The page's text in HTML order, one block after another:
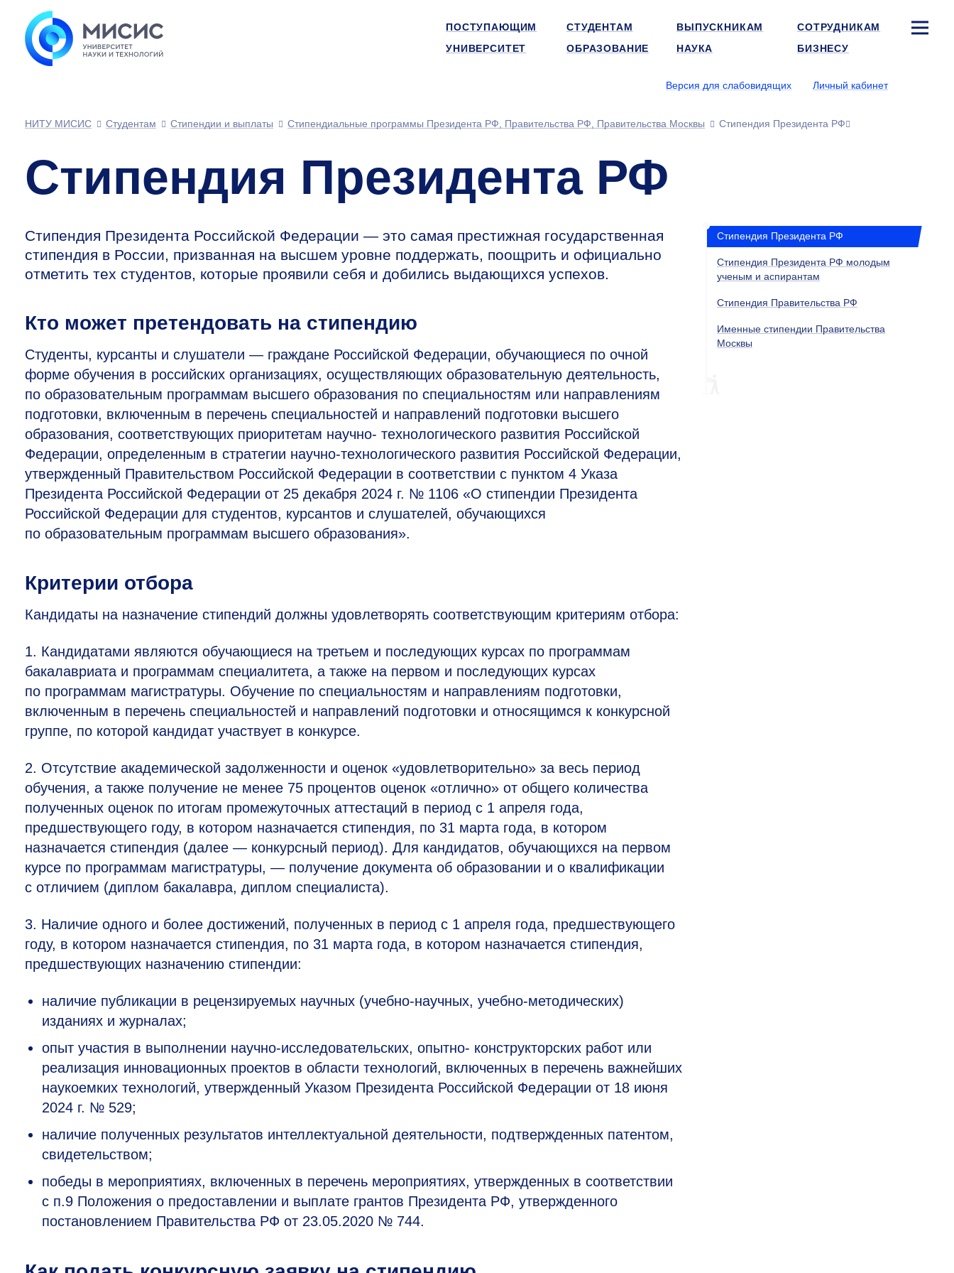
ПОСТУПАЮЩИМ СТУДЕНТАМ ВЫПУСКНИКАМ
СОТРУДНИКАМ
УНИВЕРСИТЕТ
ОБРАЗОВАНИЕ НАУКА БИЗНЕСУ
Версия для слабовидящих Личный кабинет
НИТУ МИСИС Студентам Стипендии и выплаты Стипендиальные программы Президента РФ, Правительства РФ, Правительства Москвы Стипендия Президента РФ
Стипендия Президента РФ
Стипендия Президента Российской Федерации — это самая престижная государственная
стипендия в России, призванная на высшем уровне поддержать, поощрить и официально
отметить тех студентов, которые проявили себя и добились выдающихся успехов.
Кто может претендовать на стипендию
Студенты, курсанты и слушатели — граждане Российской Федерации, обучающиеся по очной
форме обучения в российских организациях, осуществляющих образовательную деятельность,
по образовательным программам высшего образования по специальностям или направлениям
подготовки, включенным в перечень специальностей и направлений подготовки высшего
образования, соответствующих приоритетам научно- технологического развития Российской
Федерации, определенным в стратегии научно-технологического развития Российской Федерации,
утвержденный Правительством Российской Федерации в соответствии с пунктом 4 Указа
Президента Российской Федерации от 25 декабря 2024 г. № 1106 «О стипендии Президента
Российской Федерации для студентов, курсантов и слушателей, обучающихся
по образовательным программам высшего образования».
Критерии отбора
Кандидаты на назначение стипендий должны удовлетворять соответствующим критериям отбора:
1. Кандидатами являются обучающиеся на третьем и последующих курсах по программам
бакалавриата и программам специалитета, а также на первом и последующих курсах
по программам магистратуры. Обучение по специальностям и направлениям подготовки,
включенным в перечень специальностей и направлений подготовки и относящимся к конкурсной
группе, по которой кандидат участвует в конкурсе.
2. Отсутствие академической задолженности и оценок «удовлетворительно» за весь период
обучения, а также получение не менее 75 процентов оценок «отлично» от общего количества
полученных оценок по итогам промежуточных аттестаций в период с 1 апреля года,
предшествующего году, в котором назначается стипендия, по 31 марта года, в котором
назначается стипендия (далее — конкурсный период). Для кандидатов, обучающихся на первом
курсе по программам магистратуры, — получение документа об образовании и о квалификации
с отличием (диплом бакалавра, диплом специалиста).
3. Наличие одного и более достижений, полученных в период с 1 апреля года, предшествующего
году, в котором назначается стипендия, по 31 марта года, в котором назначается стипендия,
предшествующих назначению стипендии:
наличие публикации в рецензируемых научных (учебно-научных, учебно-методических)
изданиях и журналах;
опыт участия в выполнении научно-исследовательских, опытно- конструкторских работ или
реализация инновационных проектов в области технологий, включенных в перечень важнейших
наукоемких технологий, утвержденный Указом Президента Российской Федерации от 18 июня
2024 г. № 529;
наличие полученных результатов интеллектуальной деятельности, подтвержденных патентом,
свидетельством;
победы в мероприятиях, включенных в перечень мероприятиях, утвержденных в соответствии
с п.9 Положения о предоставлении и выплате грантов Президента РФ, утвержденного
постановлением Правительства РФ от 23.05.2020 № 744.
Стипендия Президента РФ
Стипендия Президента РФ молодым
ученым и аспирантам
Стипендия Правительства РФ
Именные стипендии Правительства
Москвы